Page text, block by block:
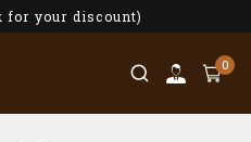
for your discount)
0